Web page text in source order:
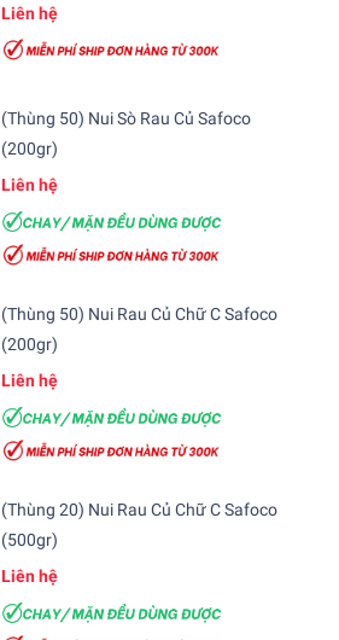
Liên hệ
(Thùng 50) Nui Sò Rau Củ Safoco
(200gr)
Liên hệ
(Thùng 50) Nui Rau Củ Chữ C Safoco
(200gr)
Liên hệ
(Thùng 20) Nui Rau Củ Chữ C Safoco
(500gr)
Liên hệ